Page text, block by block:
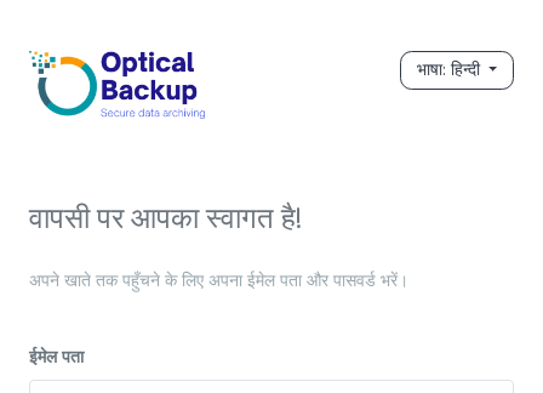
भाषा: हिन्दी
वापसी पर आपका स्वागत है!
अपने खाते तक पहुँचने के लिए अपना ईमेल पता और पासवर्ड भरें।
ईमेल पता